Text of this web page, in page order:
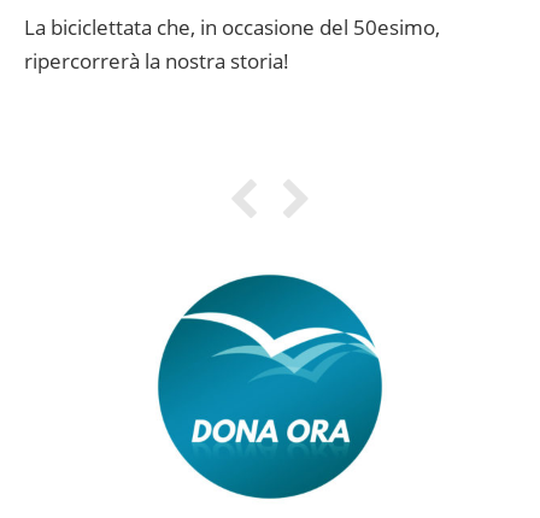
La biciclettata che, in occasione del 50esimo,
ripercorrerà la nostra storia!